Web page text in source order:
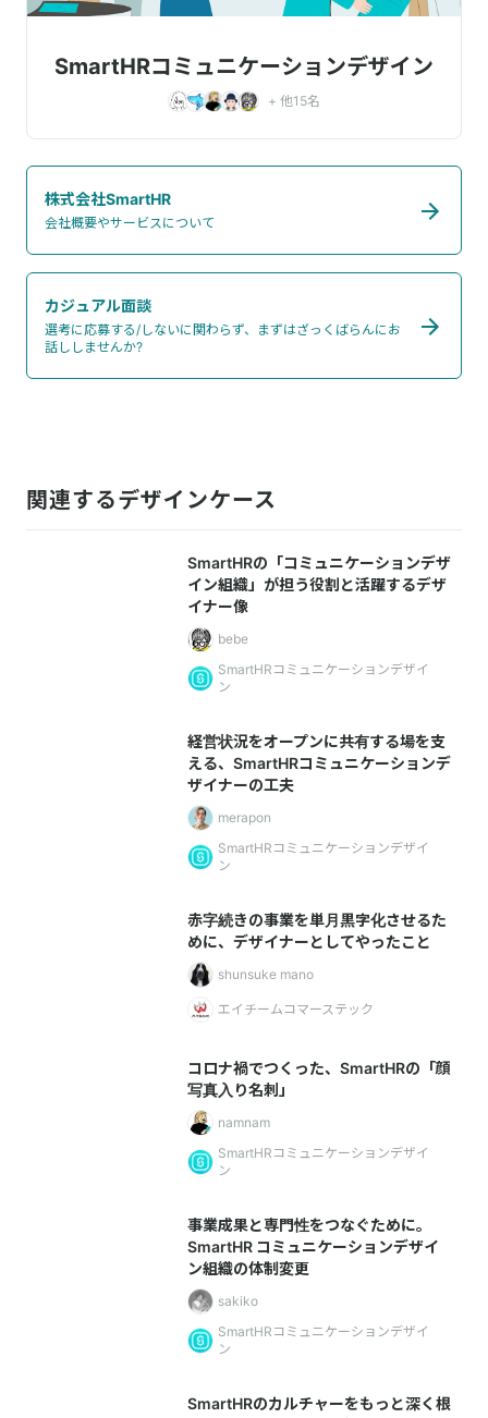
SmartHRコミュニケーションデザイン
+ 他15名
株式会社SmartHR
会社概要やサービスについて
カジュアル面談
選考に応募する/しないに関わらず、まずはざっくばらんにお
話ししませんか?
関連するデザインケース
SmartHRの「コミュニケーションデザ
イン組織」が担う役割と活躍するデザ
イナー像
bebe
SmartHRコミュニケーションデザイ
ン
経営状況をオープンに共有する場を支
える、SmartHRコミュニケーションデ
ザイナーの工夫
merapon
SmartHRコミュニケーションデザイ
ン
赤字続きの事業を単月黒字化させるた
めに、デザイナーとしてやったこと
shunsuke mano
エイチームコマーステック
コロナ禍でつくった、SmartHRの「顔
写真入り名刺」
namnam
SmartHRコミュニケーションデザイ
ン
事業成果と専門性をつなぐために。
SmartHR コミュニケーションデザイ
ン組織の体制変更
sakiko
SmartHRコミュニケーションデザイ
ン
SmartHRのカルチャーをもっと深く根